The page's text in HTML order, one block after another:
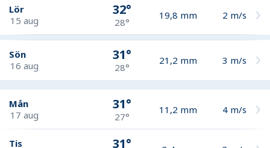
Lör
15 aug
32°
28°
19,8 mm 2 m/s
Sön
16 aug
31°
28°
21,2 mm 3 m/s
Mån
17 aug
31°
27°
11,2 mm 4 m/s
Tis
31°